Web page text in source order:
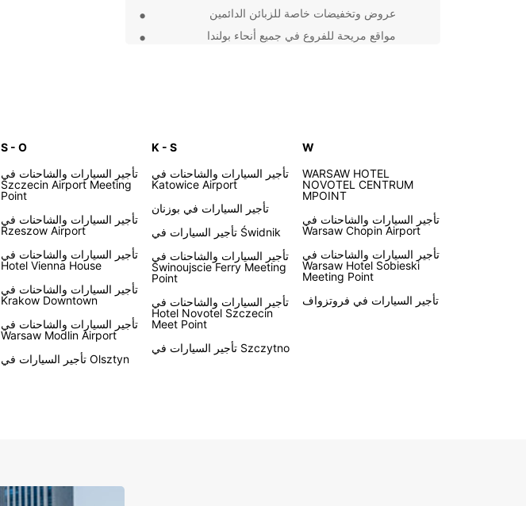
عروض وتخفيضات خاصة للزبائن الدائمين
مواقع مريحة للفروع في جميع أنحاء بولندا
S - O
تأجير السيارات والشاحنات في
Szczecin Airport Meeting
Point
تأجير السيارات والشاحنات في
Rzeszow Airport
تأجير السيارات والشاحنات في
Hotel Vienna House
تأجير السيارات والشاحنات في
Krakow Downtown
تأجير السيارات والشاحنات في
Warsaw Modlin Airport
تأجير السيارات في Olsztyn
K - S
تأجير السيارات والشاحنات في
Katowice Airport
تأجير السيارات في بوزنان
تأجير السيارات في Świdnik
تأجير السيارات والشاحنات في
Swinoujscie Ferry Meeting
Point
تأجير السيارات والشاحنات في
Hotel Novotel Szczecin
Meet Point
تأجير السيارات في Szczytno
W
WARSAW HOTEL
NOVOTEL CENTRUM
MPOINT
تأجير السيارات والشاحنات في
Warsaw Chopin Airport
تأجير السيارات والشاحنات في
Warsaw Hotel Sobieski
Meeting Point
تأجير السيارات في فروتزواف